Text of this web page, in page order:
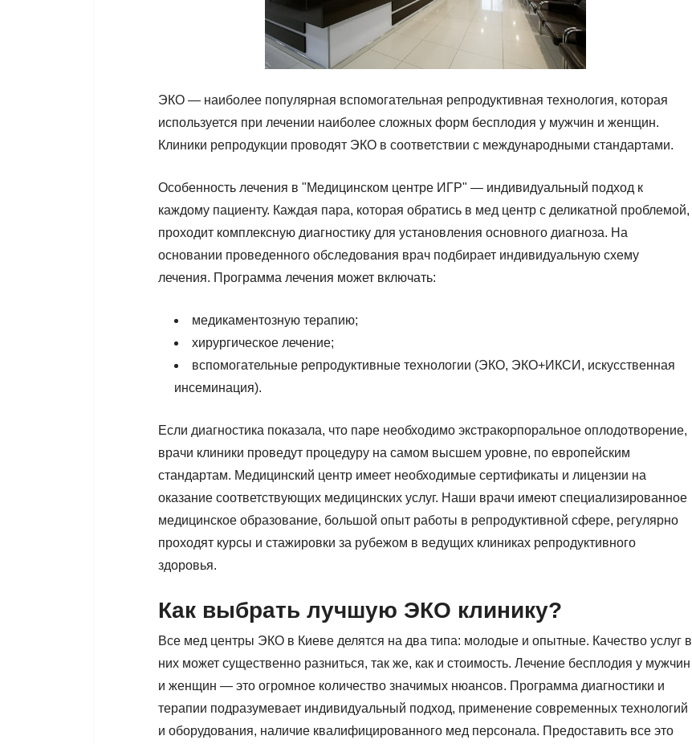
ЭКО — наиболее популярная вспомогательная репродуктивная технология, которая
используется при лечении наиболее сложных форм бесплодия у мужчин и женщин.
Клиники репродукции проводят ЭКО в соответствии с международными стандартами.
Особенность лечения в "Медицинском центре ИГР" — индивидуальный подход к
каждому пациенту. Каждая пара, которая обратись в мед центр с деликатной проблемой,
проходит комплексную диагностику для установления основного диагноза. На
основании проведенного обследования врач подбирает индивидуальную схему
лечения. Программа лечения может включать:
медикаментозную терапию;
хирургическое лечение;
вспомогательные репродуктивные технологии (ЭКО, ЭКО+ИКСИ, искусственная
инсеминация).
Если диагностика показала, что паре необходимо экстракорпоральное оплодотворение,
врачи клиники проведут процедуру на самом высшем уровне, по европейским
стандартам. Медицинский центр имеет необходимые сертификаты и лицензии на
оказание соответствующих медицинских услуг. Наши врачи имеют специализированное
медицинское образование, большой опыт работы в репродуктивной сфере, регулярно
проходят курсы и стажировки за рубежом в ведущих клиниках репродуктивного
здоровья.
Как выбрать лучшую ЭКО клинику?
Все мед центры ЭКО в Киеве делятся на два типа: молодые и опытные. Качество услуг в
них может существенно разниться, так же, как и стоимость. Лечение бесплодия у мужчин
и женщин — это огромное количество значимых нюансов. Программа диагностики и
терапии подразумевает индивидуальный подход, применение современных технологий
и оборудования, наличие квалифицированного мед персонала. Предоставить все это